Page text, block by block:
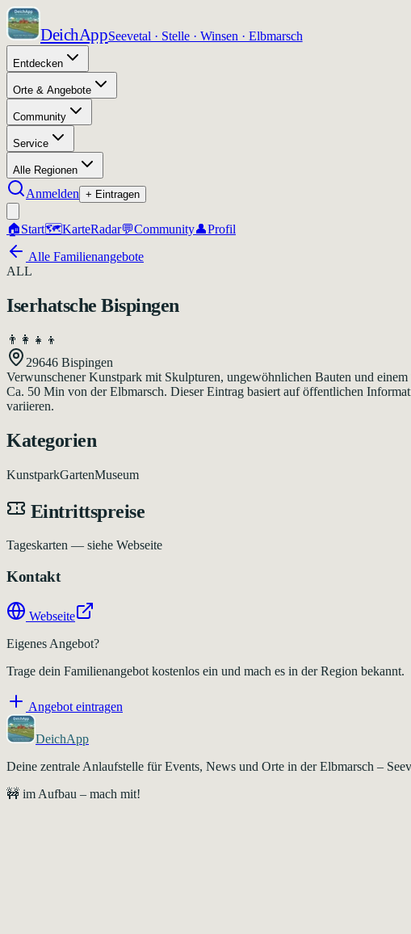
DeichAppSeevetal · Stelle · Winsen · Elbmarsch
Entdecken
Orte & Angebote
Community
Service
Alle Regionen
Anmelden + Eintragen
🏠Start🗺️KarteRadar💬Community👤Profil
Alle Familienangebote
ALL
Iserhatsche Bispingen
👨‍👩‍👧‍👦
29646 Bispingen
Verwunschener Kunstpark mit Skulpturen, ungewöhnlichen Bauten und
Ca. 50 Min von der Elbmarsch. Dieser Eintrag basiert auf öffentlichen
variieren.
Kategorien
KunstparkGartenMuseum
Eintrittspreise
Tageskarten — siehe Webseite
Kontakt
Webseite
Eigenes Angebot?
Trage dein Familienangebot kostenlos ein und mach es in der Region bekannt.
Angebot eintragen
DeichApp
Deine zentrale Anlaufstelle für Events, News und Orte in der Elbmarsch –
🚧 im Aufbau – mach mit!